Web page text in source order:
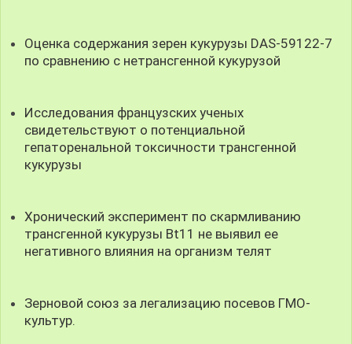
Оценка содержания зерен кукурузы DAS-59122-7
по сравнению с нетрансгенной кукурузой
Исследования французских ученых
свидетельствуют о потенциальной
гепаторенальной токсичности трансгенной
кукурузы
Хронический эксперимент по скармливанию
трансгенной кукурузы Bt11 не выявил ее
негативного влияния на организм телят
Зерновой союз за легализацию посевов ГМО-
культур.